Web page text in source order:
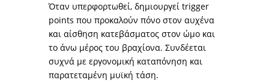
Όταν υπερφορτωθεί, δημιουργεί trigger
points που προκαλούν πόνο στον αυχένα
και αίσθηση κατεβάσματος στον ώμο και
το άνω μέρος του βραχίονα. Συνδέεται
συχνά με εργονομική καταπόνηση και
παρατεταμένη μυϊκή τάση.